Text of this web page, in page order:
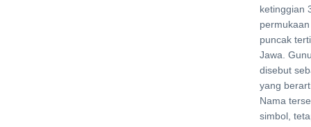
ketinggian
puncak
Jawa.
disebut
yang
Nama
simbol,